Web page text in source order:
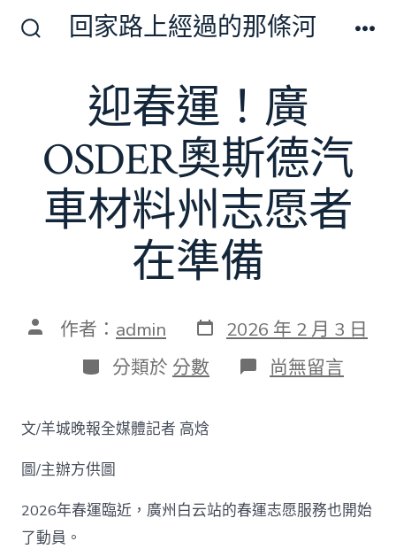
回家路上經過的那條河
迎春運！廣
OSDER奧斯德汽
車材料州志愿者
在準備
文 作者： admin 發
表
日
期
2026 年 2 月 3 日
分
類
分類於 分數 在
〈迎
德
尚無留言
文/羊城晚報全媒體記者 高焓
圖/主辦方供圖
2026年春運臨近，廣州白云站的春運志愿服務也開始
了動員。